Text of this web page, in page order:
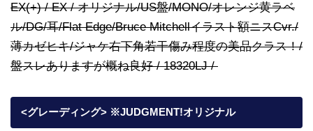
EX(+) / EX / オリジナル/US盤/MONO/オレンジ黄ラベ
ル/DG/耳/Flat Edge/Bruce Mitchellイラスト額ニスCvr./
薄カゼヒキ/ジャケ右下角若干傷み程度の美品クラス！/
盤スレありますが概ね良好 / 18320LJ /
<グレーディング> ※JUDGMENT!オリジナル